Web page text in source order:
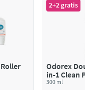
2+2 gratis
Odorex
in-1 Clean
300 ml